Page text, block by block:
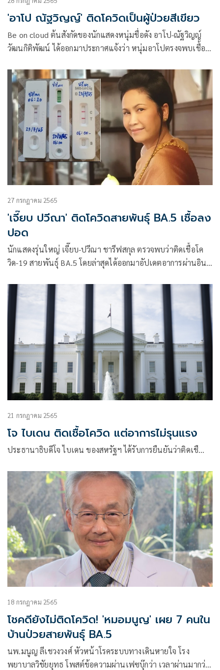
'อาโป ณัฐวิญญ์' ติดโควิดเป็นผู้ป่วยสีเขียว
Be on cloud ต้นสังกัดของนักแสดงหนุ่มชื่อดัง อาโป-ณัฐวิญญ์
วัฒนกิติพัฒน์ ได้ออกมาประกาศแจ้งว่า หนุ่มอาโปตรงจพบเชื้อ
27 กรกฎาคม 2565
'เจี๊ยบ ปวีณา' ติดโควิดสายพันธุ์ BA.5 เชื้อลง
ปอด
นักแสดงรุ่นใหญ่ เจี๊ยบ-ปวีณา ชารีฟสกุล ตรวจพบว่าติดเชื้อโค
วิด-19 สายพันธุ์ BA.5 โดยล่าสุดได้ออกมาอัปเดตอาการผ่านอินส
21 กรกฎาคม 2565
โจ ไบเดน ติดเชื้อโควิด แต่อาการไม่รุนแรง
ประธานาธิบดีโจ ไบเดน ของสหรัฐฯ ได้รับการยืนยันว่าติดเชื…
18 กรกฎาคม 2565
โชคดียังไม่ติดโควิด! 'หมอมนูญ' เผย 7 คนใน
บ้านป่วยสายพันธุ์ BA.5
นพ.มนูญ ลีเชวงวงศ์ หัวหน้าโรคระบบทางเดินหายใจ โรง
พยาบาลวิชัยยุทธ โพสต์ข้อความผ่านเฟซบุ๊กว่า เวลาผ่านมากว่า